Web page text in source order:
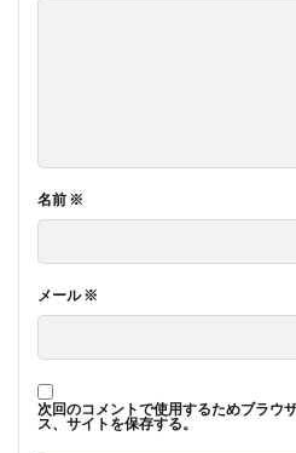
名前 ※
メール※
次回のコメントで使用するためブラウ
ス、サイトを保存する。